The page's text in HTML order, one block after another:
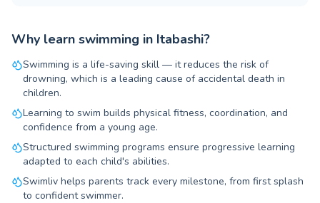
Why learn swimming in Itabashi?
Swimming is a life-saving skill — it reduces the risk of
drowning, which is a leading cause of accidental death in
children.
Learning to swim builds physical fitness, coordination, and
confidence from a young age.
Structured swimming programs ensure progressive learning
adapted to each child's abilities.
Swimliv helps parents track every milestone, from first splash
to confident swimmer.